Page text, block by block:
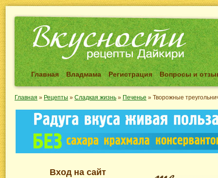
Главная Владмама Регистрация Вопросы и
Главная » Рецепты » Сладкая жизнь » Печенье » Творожные
Вход на сайт